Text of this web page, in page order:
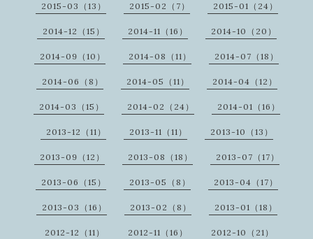
2015-03（13） 2015-02（7） 2015-01（24）
2014-12（15） 2014-11（16） 2014-10（20）
2014-09（10） 2014-08（11） 2014-07（18）
2014-06（8） 2014-05（11） 2014-04（12）
2014-03（15） 2014-02（24） 2014-01（16）
2013-12（11） 2013-11（11） 2013-10（13）
2013-09（12） 2013-08（18） 2013-07（17）
2013-06（15） 2013-05（8） 2013-04（17）
2013-03（16） 2013-02（8） 2013-01（18）
2012-12（11） 2012-11（16） 2012-10（21）